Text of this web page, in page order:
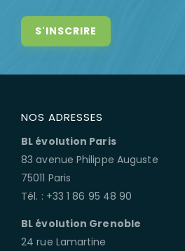
NOS ADRESSES
BL évolution Paris
83 avenue Philippe Auguste
75011 Paris
Tél. : +33 1 86 95 48 90
BL évolution Grenoble
24 rue Lamartine